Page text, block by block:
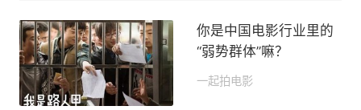
你是中国电影行业里的
“弱势群体”嘛？
一起拍电影